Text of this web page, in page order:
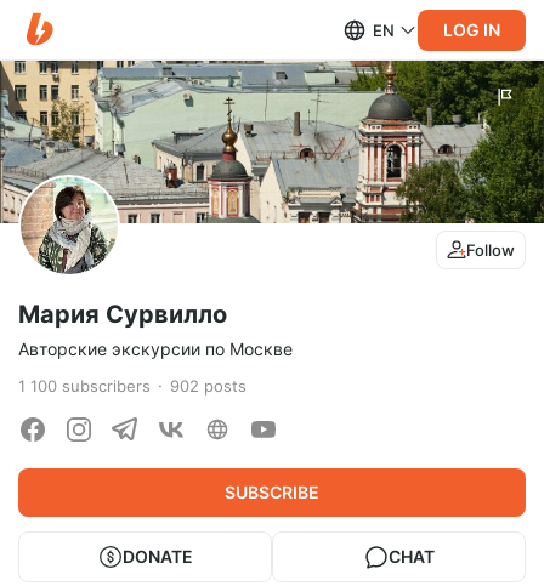
EN LOG IN
Follow
Мария Сурвилло
Авторские экскурсии по Москве
1 100 subscribers 902 posts
SUBSCRIBE
DONATE CHAT